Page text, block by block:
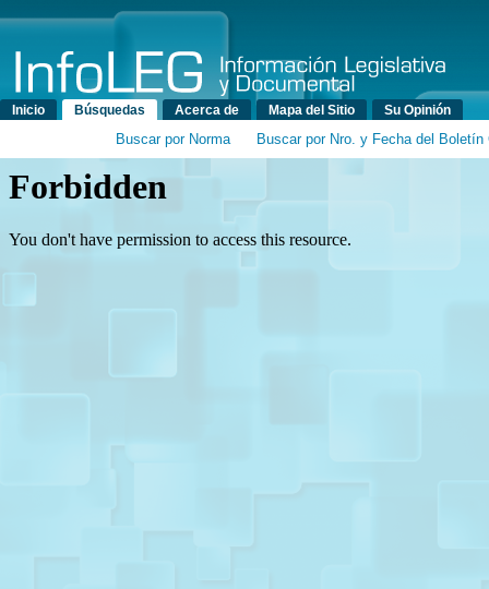
Menú principal
Inicio Búsquedas Acerca de Mapa del Sitio Su Opinión
Buscar por Norma Buscar por Nro. y Fecha del Boletín